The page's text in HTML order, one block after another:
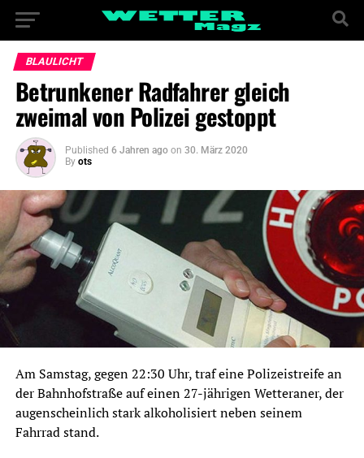
BLAULICHT
Betrunkener Radfahrer gleich
zweimal von Polizei gestoppt
Published 6 Jahren ago on 30. März 2020
By ots
Am Samstag, gegen 22:30 Uhr, traf eine Polizeistreife an
der Bahnhofstraße auf einen 27-jährigen Wetteraner, der
augenscheinlich stark alkoholisiert neben seinem
Fahrrad stand.